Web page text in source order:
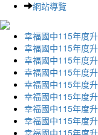
網站導覽
幸福國中115年度
幸福國中115年度
幸福國中115年度
幸福國中115年度
幸福國中115年度
幸福國中115年度
幸福國中115年度
幸福國中115年度